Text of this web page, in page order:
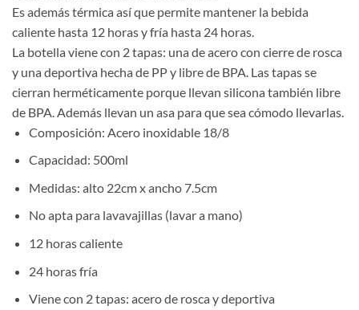
Es además térmica así que permite mantener la bebida
caliente hasta 12 horas y fría hasta 24 horas.
La botella viene con 2 tapas: una de acero con cierre de rosca
y una deportiva hecha de PP y libre de BPA. Las tapas se
cierran herméticamente porque llevan silicona también libre
de BPA. Además llevan un asa para que sea cómodo llevarlas.
Composición: Acero inoxidable 18/8
Capacidad: 500ml
Medidas: alto 22cm x ancho 7.5cm
No apta para lavavajillas (lavar a mano)
12 horas caliente
24 horas fría
Viene con 2 tapas: acero de rosca y deportiva